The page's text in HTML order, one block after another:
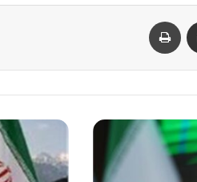
مشاركة عبر البريد
عاجل-
توقيعها
رسمياً..